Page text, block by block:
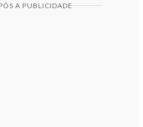
A PUBLICIDADE